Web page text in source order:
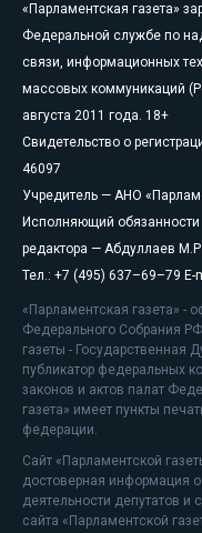
«Парламентская газета»
Федеральной службе по
связи, информационных
массовых коммуникаций
августа 2011 года. 18+
Свидетельство о
46097
Учредитель — АНО
Исполняющий обязанности
редактора — Абдуллаев М.Р.
Тел.: +7 (495) 637–69–79 E-
«Парламентская газета» -
Федерального Собрания
газеты -
публикатор федеральных
законов и актов палат
газета» имеет пункты
федерации.
Сайт «Парламентской
достоверная информация
деятельности депутатов и
сайта «Парламентской